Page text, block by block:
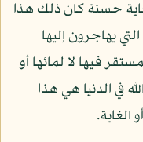
حسنة كان ذلك هذا
يهاجرون إليها
فيها لا لمائها أو
في الدنيا هي هذا
الغاية.